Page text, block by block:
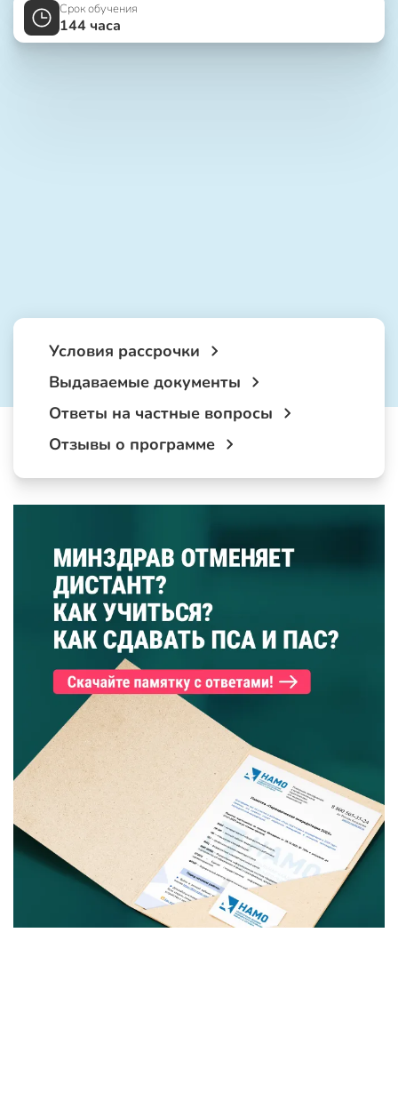
Срок обучения
144 часа
Условия рассрочки
Выдаваемые документы
Ответы на частные вопросы
Отзывы о программе